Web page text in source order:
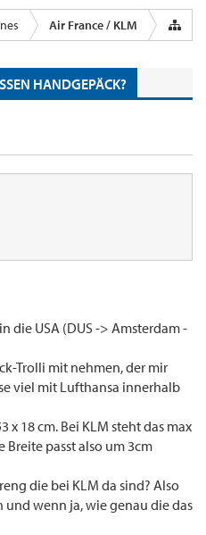
Air France / KLM
HANDGEPÄCK?
die USA (DUS -> Amsterdam -
Trolli mit nehmen, der mir
viel mit Lufthansa innerhalb
x 18 cm. Bei KLM steht das max
Breite passt also um 3cm
die bei KLM da sind? Also
wenn ja, wie genau die das